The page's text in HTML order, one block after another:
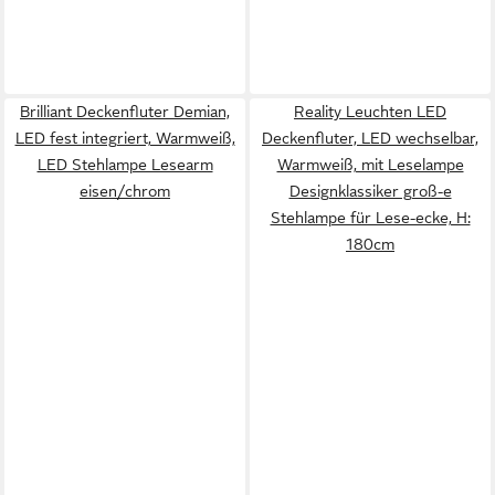
Brilliant Deckenfluter Demian,
LED fest integriert, Warmweiß,
LED Stehlampe Lesearm
eisen/chrom
Reality Leuchten LED
Deckenfluter, LED wechselbar,
Warmweiß, mit Leselampe
Designklassiker groß-e
Stehlampe für Lese-ecke, H:
180cm